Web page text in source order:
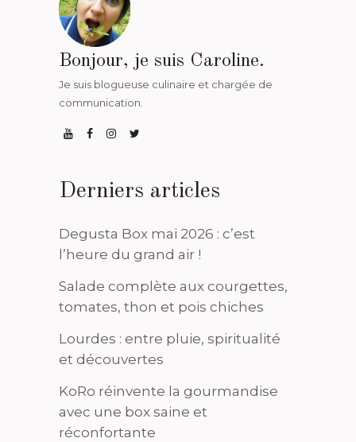
Bonjour, je suis Caroline.
Je suis blogueuse culinaire et chargée de
communication.
Derniers articles
Degusta Box mai 2026 : c’est
l’heure du grand air !
Salade complète aux courgettes,
tomates, thon et pois chiches
Lourdes : entre pluie, spiritualité
et découvertes
KoRo réinvente la gourmandise
avec une box saine et
réconfortante